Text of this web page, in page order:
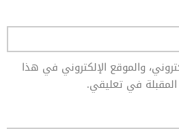
والموقع الإلكتروني في هذا
في تعليقي.